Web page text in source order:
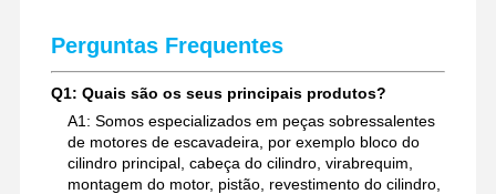
Perguntas Frequentes
Q1: Quais são os seus principais produtos?
A1: Somos especializados em peças sobressalentes
de motores de escavadeira, por exemplo bloco do
cilindro principal, cabeça do cilindro, virabrequim,
montagem do motor, pistão, revestimento do cilindro,